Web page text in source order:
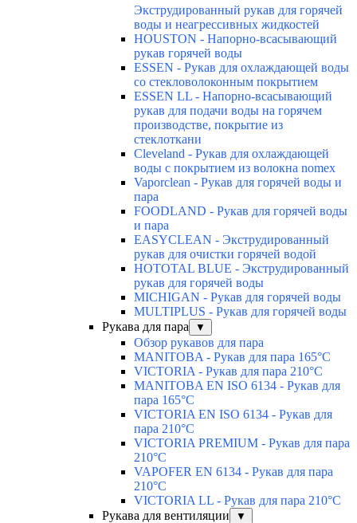
Экструдированный рукав для горячей
воды и неагрессивных жидкостей
HOUSTON - Напорно-всасывающий
рукав горячей воды
ESSEN - Рукав для охлаждающей воды
со стекловолоконным покрытием
ESSEN LL - Напорно-всасывающий
рукав для подачи воды на горячем
производстве, покрытие из
стеклоткани
Cleveland - Рукав для охлаждающей
воды с покрытием из волокна nomex
Vaporclean - Рукав для горячей воды и
пара
FOODLAND - Рукав для горячей воды
и пара
EASYCLEAN - Экструдированный
рукав для очистки горячей водой
HOTOTAL BLUE - Экструдированный
рукав для горячей воды
MICHIGAN - Рукав для горячей воды
MULTIPLUS - Рукав для горячей воды
Рукава для пара
▼
Обзор рукавов для пара
MANITOBA - Рукав для пара 165°C
VICTORIA - Рукав для пара 210°C
MANITOBA EN ISO 6134 - Рукав для
пара 165°C
VICTORIA EN ISO 6134 - Рукав для
пара 210°C
VICTORIA PREMIUM - Рукав для пара
210°C
VAPOFER EN 6134 - Рукав для пара
210°C
VICTORIA LL - Рукав для пара 210°C
Рукава для вентиляции
▼